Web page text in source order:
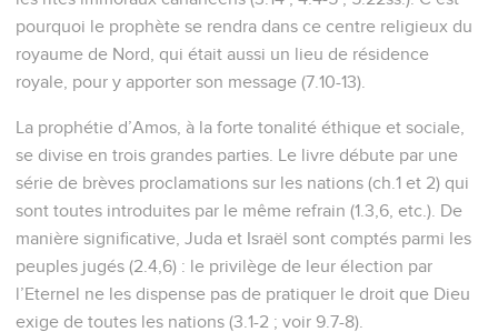
pourquoi le prophète se rendra dans ce centre religieux du
royaume de Nord, qui était aussi un lieu de résidence
royale, pour y apporter son message (7.10-13).
La prophétie d’Amos, à la forte tonalité éthique et sociale,
se divise en trois grandes parties. Le livre débute par une
série de brèves proclamations sur les nations (ch.1 et 2) qui
sont toutes introduites par le même refrain (1.3,6, etc.). De
manière significative, Juda et Israël sont comptés parmi les
peuples jugés (2.4,6) : le privilège de leur élection par
l’Eternel ne les dispense pas de pratiquer le droit que Dieu
exige de toutes les nations (3.1-2 ; voir 9.7-8).